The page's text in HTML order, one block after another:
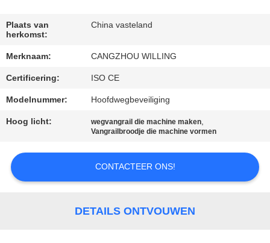
PRIVACYBELEID
Plaats van
herkomst:
China vasteland
Merknaam: CANGZHOU WILLING
Certificering: ISO CE
Modelnummer: Hoofdwegbeveiliging
Hoog licht: wegvangrail die machine maken,
Vangrailbroodje die machine vormen
CONTACTEER ONS!
DETAILS ONTVOUWEN